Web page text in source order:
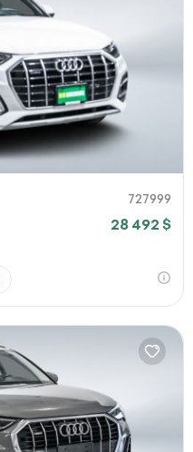
727999
28 492 $